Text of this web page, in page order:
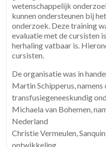
wetenschappelijk
kunnen ondersteunen bij
onderzoek. Deze training
evaluatie met de cursisten
herhaling vatbaar is.
cursisten.
De organisatie was in
Martin Schipperus,
transfusiegeneeskundig
Michaela van Bohemen,
Nederland
Christie Vermeulen,
ontwikkeling